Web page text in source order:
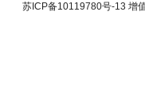
苏ICP备10119780号-13 增